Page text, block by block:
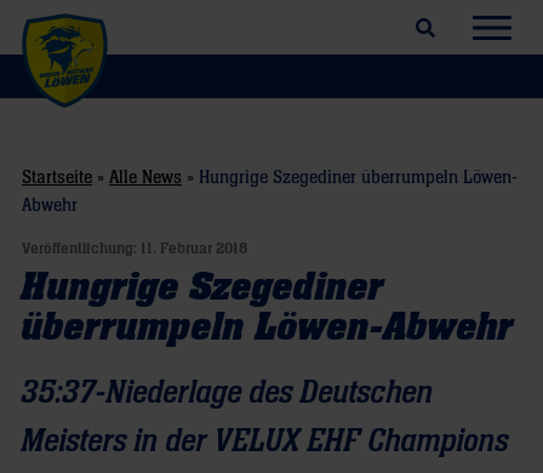
Suchfeld öffnen
Startseite » Alle News » Hungrige Szegediner überrumpeln Löwen-
Abwehr
Veröffentlichung: 11. Februar 2018
Hungrige Szegediner
überrumpeln Löwen-Abwehr
35:37-Niederlage des Deutschen
Meisters in der VELUX EHF Champions